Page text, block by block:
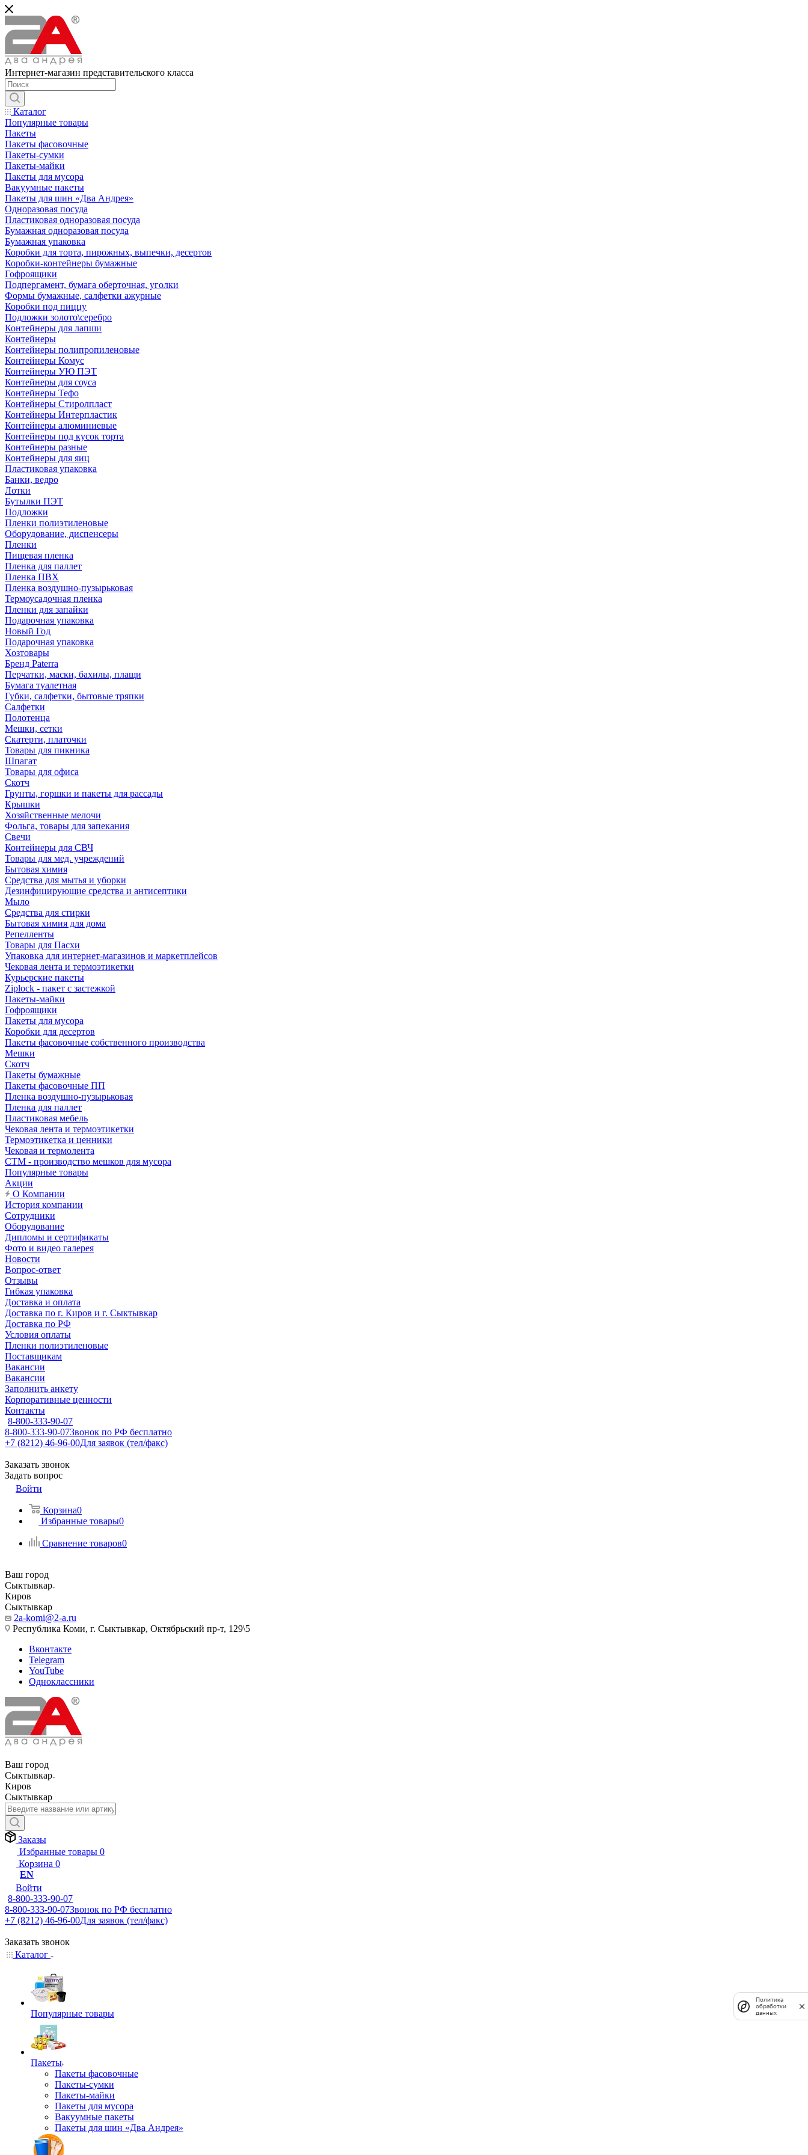
Интернет-магазин представительского класса
Каталог
Популярные товары
Пакеты
Пакеты фасовочные
Пакеты-сумки
Пакеты-майки
Пакеты для мусора
Вакуумные пакеты
Пакеты для шин «Два Андрея»
Одноразовая посуда
Пластиковая одноразовая посуда
Бумажная одноразовая посуда
Бумажная упаковка
Коробки для торта, пирожных, выпечки, десертов
Коробки-контейнеры бумажные
Гофроящики
Подпергамент, бумага оберточная, уголки
Формы бумажные, салфетки ажурные
Коробки под пиццу
Подложки золото\серебро
Контейнеры для лапши
Контейнеры
Контейнеры полипропиленовые
Контейнеры Комус
Контейнеры УЮ ПЭТ
Контейнеры для соуса
Контейнеры Тефо
Контейнеры Стиролпласт
Контейнеры Интерпластик
Контейнеры алюминиевые
Контейнеры под кусок торта
Контейнеры разные
Контейнеры для яиц
Пластиковая упаковка
Банки, ведро
Лотки
Бутылки ПЭТ
Подложки
Пленки полиэтиленовые
Оборудование, диспенсеры
Пленки
Пищевая пленка
Пленка для паллет
Пленка ПВХ
Пленка воздушно-пузырьковая
Термоусадочная пленка
Пленки для запайки
Подарочная упаковка
Новый Год
Подарочная упаковка
Хозтовары
Бренд Paterra
Перчатки, маски, бахилы, плащи
Бумага туалетная
Губки, салфетки, бытовые тряпки
Салфетки
Полотенца
Мешки, сетки
Скатерти, платочки
Товары для пикника
Шпагат
Товары для офиса
Скотч
Грунты, горшки и пакеты для рассады
Крышки
Хозяйственные мелочи
Фольга, товары для запекания
Свечи
Контейнеры для СВЧ
Товары для мед. учреждений
Бытовая химия
Средства для мытья и уборки
Дезинфицирующие средства и антисептики
Мыло
Средства для стирки
Бытовая химия для дома
Репелленты
Товары для Пасхи
Упаковка для интернет-магазинов и маркетплейсов
Чековая лента и термоэтикетки
Курьерские пакеты
Ziplock - пакет с застежкой
Пакеты-майки
Гофроящики
Пакеты для мусора
Коробки для десертов
Пакеты фасовочные собственного производства
Мешки
Скотч
Пакеты бумажные
Пакеты фасовочные ПП
Пленка воздушно-пузырьковая
Пленка для паллет
Пластиковая мебель
Чековая лента и термоэтикетки
Термоэтикетка и ценники
Чековая и термолента
СТМ - производство мешков для мусора
Популярные товары
Акции
О Компании
История компании
Сотрудники
Оборудование
Дипломы и сертификаты
Фото и видео галерея
Новости
Вопрос-ответ
Отзывы
Гибкая упаковка
Доставка и оплата
Доставка по г. Киров и г. Сыктывкар
Доставка по РФ
Условия оплаты
Пленки полиэтиленовые
Поставщикам
Вакансии
Вакансии
Заполнить анкету
Корпоративные ценности
Контакты
8-800-333-90-07
8-800-333-90-07Звонок по РФ бесплатно
+7 (8212) 46-96-00Для заявок (тел/факс)
Заказать звонок
Задать вопрос
Войти
Корзина0
Избранные товары0
Сравнение товаров0
Ваш город
Сыктывкар
Киров
Сыктывкар
2a-komi@2-a.ru
Республика Коми, г. Сыктывкар, Октябрьский пр-т, 129\5
Вконтакте
Telegram
YouTube
Одноклассники
Ваш город
Сыктывкар
Киров
Сыктывкар
Заказы
Избранные товары 0
Корзина 0
EN
Войти
8-800-333-90-07
8-800-333-90-07Звонок по РФ бесплатно
+7 (8212) 46-96-00Для заявок (тел/факс)
Заказать звонок
Каталог
Популярные товары
Пакеты
Пакеты фасовочные
Пакеты-сумки
Пакеты-майки
Пакеты для мусора
Вакуумные пакеты
Пакеты для шин «Два Андрея»
Политика
обработки
данных